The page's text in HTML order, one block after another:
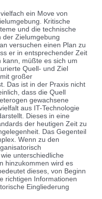
ein Move von
Kritische
und die technische
der Zielumgebung
versuchen einen Plan zu
er in entsprechender Zeit
kann, müßte es sich um
Quell- und Ziel
großer
Das ist in der Praxis nicht
dass die Quell
gewachsene
aus IT-Technologie
Dieses in eine
der heutigen Zeit zu
Das Gegenteil
Wenn zu den
unterschiedliche
hinzukommen wird es
dieses, von Beginn
richtigen Informationen
Eingliederung